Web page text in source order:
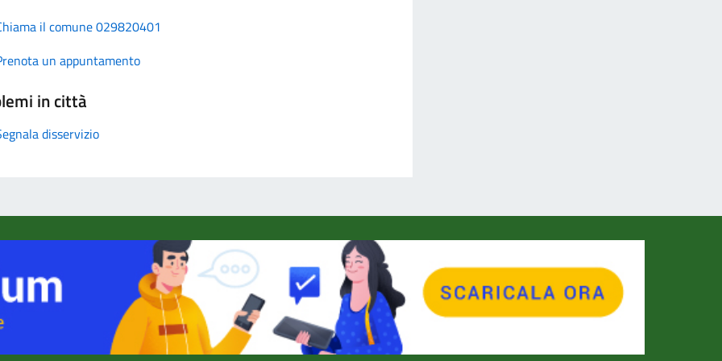
il comune 029820401
un appuntamento
in città
disservizio